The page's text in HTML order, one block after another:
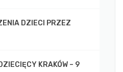
DZIECI PRZEZ
KRAKÓW – 9